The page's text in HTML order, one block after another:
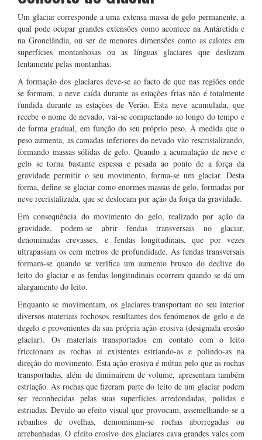
Um glaciar corresponde a uma extensa massa de gelo permanente, a
qual pode ocupar grandes extensões como acontece na Antárctida e
na Gronelândia, ou ser de menores dimensões como as calotes em
superfícies montanhosas ou as línguas glaciares que deslizam
lentamente pelas montanhas.
A formação dos glaciares deve-se ao facto de que nas regiões onde
se formam, a neve caída durante as estações frias não é totalmente
fundida durante as estações de Verão. Esta neve acumulada, que
recebe o nome de nevado, vai-se compactando ao longo do tempo e
de forma gradual, em função do seu próprio peso. À medida que o
peso aumenta, as camadas inferiores do nevado vão rescristalizando,
formando massas sólidas de gelo. Quando a acumulação de neve e
gelo se torna bastante espessa e pesada ao ponto de a força da
gravidade permitir o seu movimento, forma-se um glaciar. Desta
forma, define-se glaciar como enormes massas de gelo, formadas por
neve recristalizada, que se deslocam por ação da força da gravidade.
Em consequência do movimento do gelo, realizado por ação da
gravidade, podem-se abrir fendas transversais no glaciar,
denominadas crevasses, e fendas longitudinais, que por vezes
ultrapassam os cem metros de profundidade. As fendas transversais
formam-se quando se verifica um aumento brusco do declive do
leito do glaciar e as fendas longitudinais ocorrem quando se dá um
alargamento do leito.
Enquanto se movimentam, os glaciares transportam no seu interior
diversos materiais rochosos resultantes dos fenómenos de gelo e de
degelo e provenientes da sua própria ação erosiva (designada erosão
glaciar). Os materiais transportados em contato com o leito
friccionam as rochas aí existentes estriando-as e polindo-as na
direção do movimento. Esta ação erosiva é mútua pelo que as rochas
transportadas, além de diminuírem de volume, apresentam também
estriação. As rochas que fizeram parte do leito de um glaciar podem
ser reconhecidas pelas suas superfícies arredondadas, polidas e
estriadas. Devido ao efeito visual que provocam, assemelhando-se a
rebanhos de ovelhas, demominam-se rochas aborregadas ou
arrebanhadas. O efeito erosivo dos glaciares cava grandes vales com